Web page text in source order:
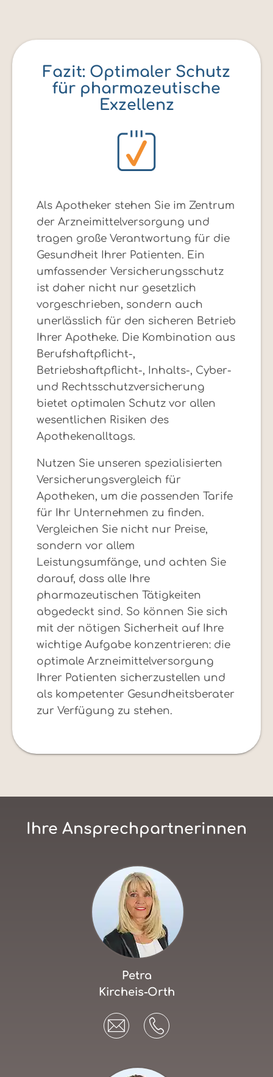
Fazit: Optimaler Schutz
für pharmazeutische
Exzellenz
Als Apotheker stehen Sie im Zentrum
der Arzneimittelversorgung und
tragen große Verantwortung für die
Gesundheit Ihrer Patienten. Ein
umfassender Versicherungsschutz
ist daher nicht nur gesetzlich
vorgeschrieben, sondern auch
unerlässlich für den sicheren Betrieb
Ihrer Apotheke. Die Kombination aus
Berufshaftpflicht-,
Betriebshaftpflicht-, Inhalts-, Cyber-
und Rechtsschutzversicherung
bietet optimalen Schutz vor allen
wesentlichen Risiken des
Apothekenalltags.
Nutzen Sie unseren spezialisierten
Versicherungsvergleich für
Apotheken, um die passenden Tarife
für Ihr Unternehmen zu finden.
Vergleichen Sie nicht nur Preise,
sondern vor allem
Leistungsumfänge, und achten Sie
darauf, dass alle Ihre
pharmazeutischen Tätigkeiten
abgedeckt sind. So können Sie sich
mit der nötigen Sicherheit auf Ihre
wichtige Aufgabe konzentrieren: die
optimale Arzneimittelversorgung
Ihrer Patienten sicherzustellen und
als kompetenter Gesundheitsberater
zur Verfügung zu stehen.
Ihre Ansprechpartnerinnen
Petra
Kircheis-Orth